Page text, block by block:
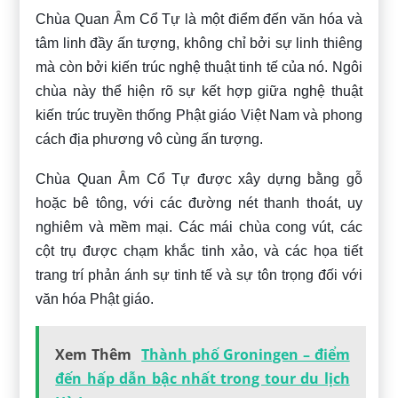
Chùa Quan Âm Cổ Tự là một điểm đến văn hóa và
tâm linh đầy ấn tượng, không chỉ bởi sự linh thiêng
mà còn bởi kiến trúc nghệ thuật tinh tế của nó. Ngôi
chùa này thể hiện rõ sự kết hợp giữa nghệ thuật
kiến trúc truyền thống Phật giáo Việt Nam và phong
cách địa phương vô cùng ấn tượng.
Chùa Quan Âm Cổ Tự được xây dựng bằng gỗ
hoặc bê tông, với các đường nét thanh thoát, uy
nghiêm và mềm mại. Các mái chùa cong vút, các
cột trụ được chạm khắc tinh xảo, và các họa tiết
trang trí phản ánh sự tinh tế và sự tôn trọng đối với
văn hóa Phật giáo.
Xem Thêm Thành phố Groningen – điểm
đến hấp dẫn bậc nhất trong tour du lịch